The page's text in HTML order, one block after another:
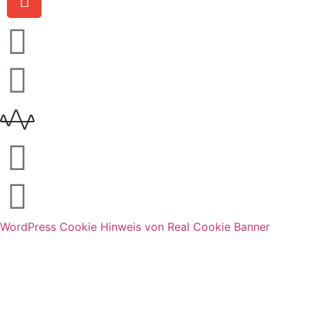
WordPress Cookie Hinweis von Real Cookie Banner